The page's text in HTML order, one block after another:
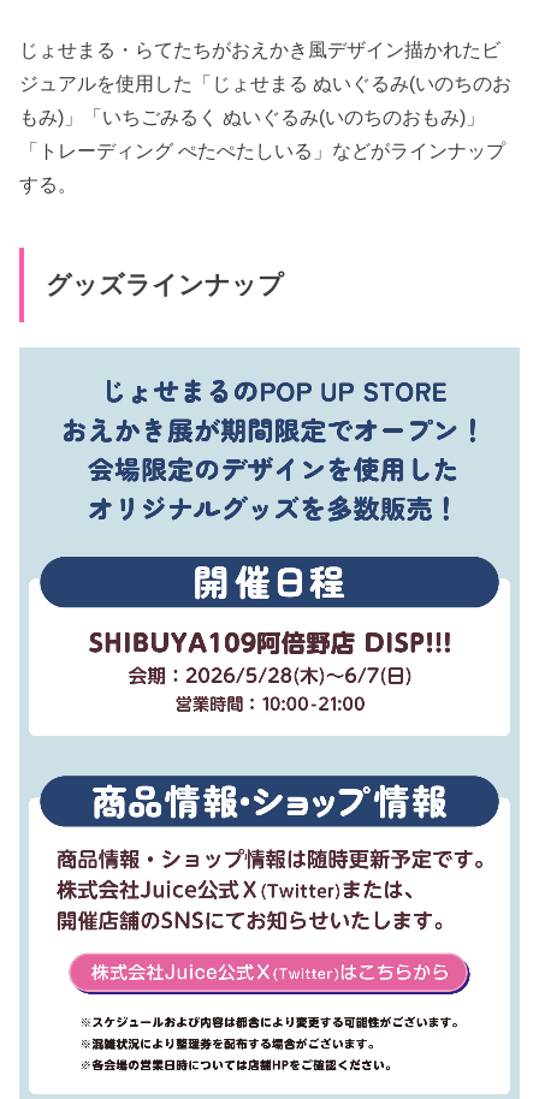
じょせまる・らてたちがおえかき風デザイン描かれたビ
ジュアルを使用した「じょせまる ぬいぐるみ(いのちのお
もみ)」「いちごみるく ぬいぐるみ(いのちのおもみ)」
「トレーディング ぺたぺたしいる」などがラインナップ
する。
グッズラインナップ